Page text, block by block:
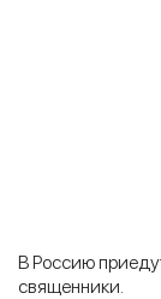
В Россию
священники.